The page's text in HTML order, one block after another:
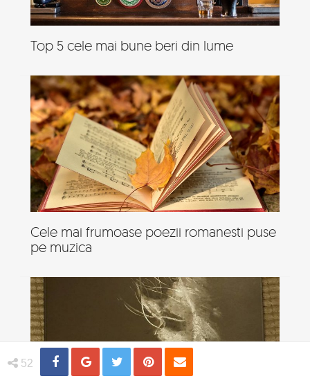
52 Share Distribuie
Tweet Pin
Top 5 cele mai bune beri din lume
Cele mai frumoase poezii romanesti puse
pe muzica